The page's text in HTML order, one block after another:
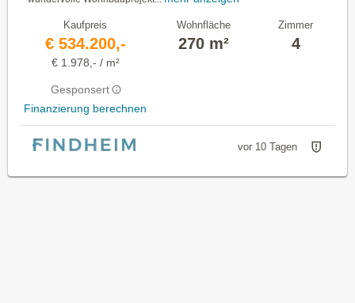
Kaufpreis
€ 534.200,-
€ 1.978,- / m²
Gesponsert
Finanzierung berechnen
Wohnfläche
270 m²
Zimmer
4
vor 10 Tagen